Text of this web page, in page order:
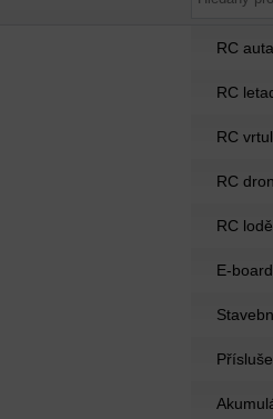
RC auta
RC
RC
RC
RC lodě
E-